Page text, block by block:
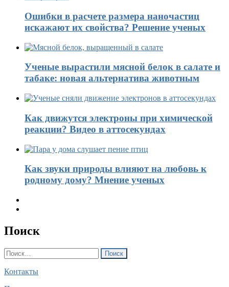
Ошибки в расчете размера наночастиц
искажают их свойства? Решение ученых
Ученые вырастили мясной белок в салате и
табаке: новая альтернатива животным
Как движутся электроны при химической
реакции? Видео в аттосекундах
Как звуки природы влияют на любовь к
родному дому? Мнение ученых
Поиск
Найти:
Контакты